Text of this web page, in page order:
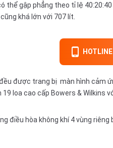
thể gập phẳng theo tỉ lệ
khá lớn với 707 lít.
được trang bị màn hình cảm
loa cao cấp Bowers & Wilkins
điều hòa không khí 4 vùng